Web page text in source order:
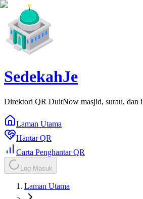
SedekahJe
Direktori QR DuitNow masjid, surau, dan
Laman Utama
Hantar QR
Carta Penghantar QR
Log Masuk
Laman Utama